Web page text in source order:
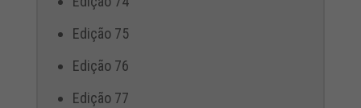
Edição 75
Edição 76
Edição 77